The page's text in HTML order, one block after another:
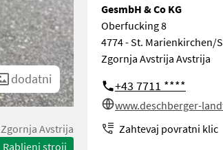
dodatni
Zgornja Avstrija
Rabljeni stroji
GesmbH & Co KG
Oberfucking 8
Zgornja Avstrija Avstrija
+43 7711 ****
www.deschberger-
Zahtevaj povratni klic